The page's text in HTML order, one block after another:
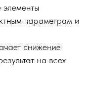
элементы
параметрам и
снижение
на всех